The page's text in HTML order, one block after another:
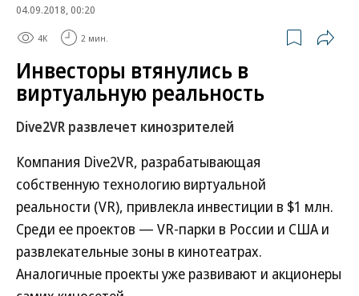
04.09.2018, 00:20
4K 2 мин.
Инвесторы втянулись в
виртуальную реальность
Dive2VR развлечет кинозрителей
Компания Dive2VR, разрабатывающая
собственную технологию виртуальной
реальности (VR), привлекла инвестиции в $1 млн.
Среди ее проектов — VR-парки в России и США и
развлекательные зоны в кинотеатрах.
Аналогичные проекты уже развивают и акционеры